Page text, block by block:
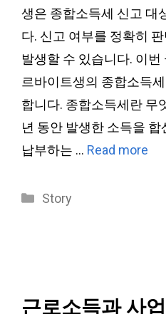
생은 종합소득세 신고 대
다. 신고 여부를 정확히
발생할 수 있습니다. 이
르바이트생의 종합소득
합니다. 종합소득세란 무
년 동안 발생한 소득을 합
납부하는 … Read more
Categories
Story
근로소득과 사